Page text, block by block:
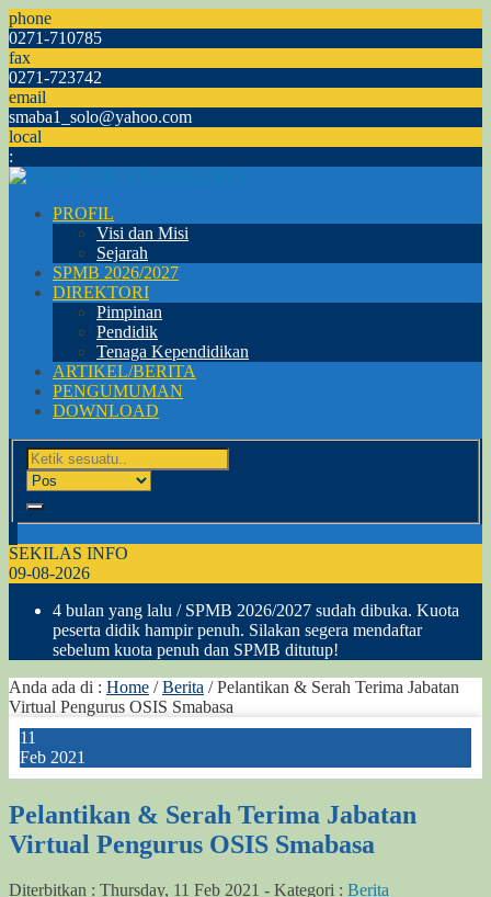
phone
0271-710785
fax
0271-723742
email
smaba1_solo@yahoo.com
local
:
PROFIL
Visi dan Misi
Sejarah
SPMB 2026/2027
DIREKTORI
Pimpinan
Pendidik
Tenaga Kependidikan
ARTIKEL/BERITA
PENGUMUMAN
DOWNLOAD
SEKILAS INFO
09-08-2026
4 bulan yang lalu / SPMB 2026/2027 sudah dibuka. Kuota
peserta didik hampir penuh. Silakan segera mendaftar
sebelum kuota penuh dan SPMB ditutup!
Anda ada di : Home /Berita /Pelantikan & Serah Terima Jabatan
Virtual Pengurus OSIS Smabasa
11
Feb 2021
Pelantikan & Serah Terima Jabatan
Virtual Pengurus OSIS Smabasa
Diterbitkan : Thursday, 11 Feb 2021 - Kategori : Berita